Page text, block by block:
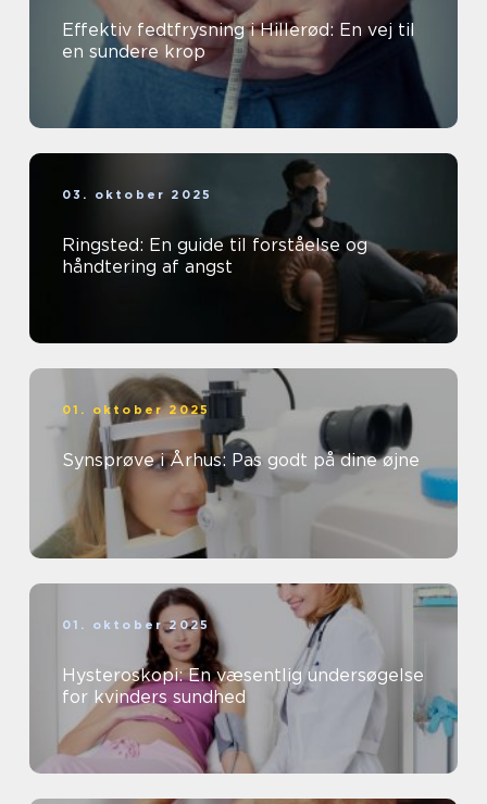
Effektiv fedtfrysning i Hillerød: En vej til
en sundere krop
03. oktober 2025
Ringsted: En guide til forståelse og
håndtering af angst
01. oktober 2025
Synsprøve i Århus: Pas godt på dine øjne
01. oktober 2025
Hysteroskopi: En væsentlig undersøgelse
for kvinders sundhed